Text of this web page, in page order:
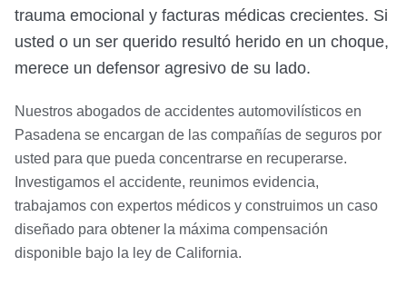
trauma emocional y facturas médicas crecientes. Si
usted o un ser querido resultó herido en un choque,
merece un defensor agresivo de su lado.
Nuestros abogados de accidentes automovilísticos en
Pasadena se encargan de las compañías de seguros por
usted para que pueda concentrarse en recuperarse.
Investigamos el accidente, reunimos evidencia,
trabajamos con expertos médicos y construimos un caso
diseñado para obtener la máxima compensación
disponible bajo la ley de California.